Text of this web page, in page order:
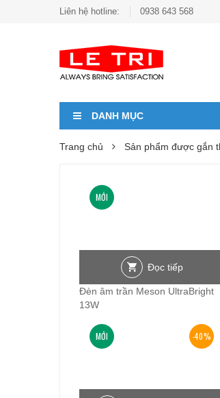
Liên hệ hotline: 0938 643 568
DANH MỤC
Trang chủ Sản phẩm được gắn
MỚI
Đọc tiếp
Đèn âm trần Meson UltraBright
13W
-40%
MỚI